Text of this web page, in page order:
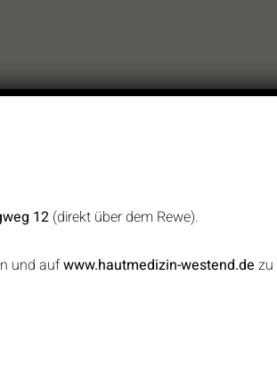
12(direkt über dem Rewe).
und aufwww.hautmedizin-westend.de zu